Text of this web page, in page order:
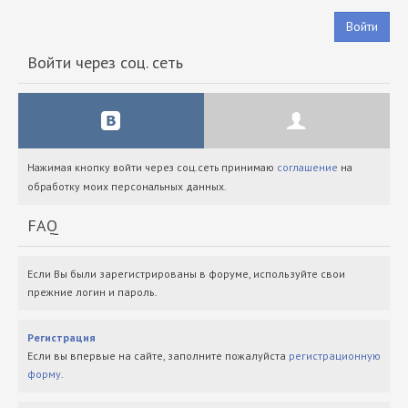
Войти
Войти через соц. сеть
Нажимая кнопку войти через соц.сеть принимаю соглашение на
обработку моих персональных данных.
FAQ
Если Вы были зарегистрированы в форуме, используйте свои
прежние логин и пароль.
Регистрация
Если вы впервые на сайте, заполните пожалуйста регистрационную
форму.